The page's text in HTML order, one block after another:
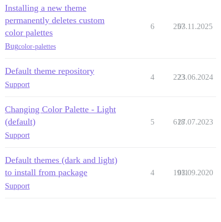
Installing a new theme
permanently deletes custom
color palettes
Bugcolor-palettes
6 257
03.11.2025
Default theme repository
Support
4 223
23.06.2024
Changing Color Palette - Light
(default)
Support
5 618
27.07.2023
Default themes (dark and light)
to install from package
Support
4 1911
03.09.2020